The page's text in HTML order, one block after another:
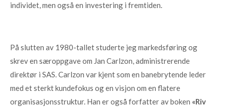
individet, men også en investering i fremtiden.
På slutten av 1980-tallet studerte jeg markedsføring og
skrev en særoppgave om Jan Carlzon, administrerende
direktør i SAS. Carlzon var kjent som en banebrytende leder
med et sterkt kundefokus og en visjon om en flatere
organisasjonsstruktur. Han er også forfatter av boken «Riv